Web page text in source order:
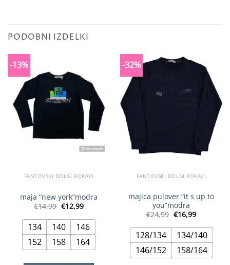
PODOBNI IZDELKI
-13%
FANTOVSKI DOLGI ROKAVI
maja “new york”modra
€14,99 Izvirna
cena
je
bila:
€14,99.
€12,99Trenutna
je:
€12,99.
134 140
146
152
158 164
-32%
FANTOVSKI DOLGI ROKAVI
majica pulover “it s up to
you”modra
€24,99 Izvirna
cena
je
bila:
€24,99.
€16,99Trenutna
je:
€16,99.
128/134
134/140
146/152
158/164